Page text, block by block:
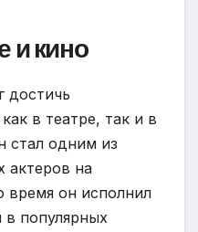
и кино
достичь
в театре, так и в
стал одним из
актеров на
время он исполнил
в популярных